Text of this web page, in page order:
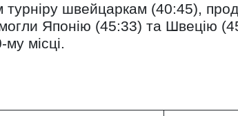
швейцаркам (40:45),
Японію (45:33) та Швецію
місці.